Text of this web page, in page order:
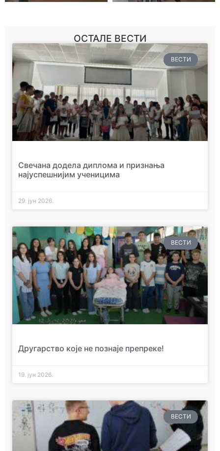
ОСТАЛЕ ВЕСТИ
ВЕСТИ
Свечана додела диплома и признања
најуспешнијим ученицима
29. јун 2026.
ВЕСТИ
Другарство које не познаје препреке!
19. јун 2026.
ВЕСТИ